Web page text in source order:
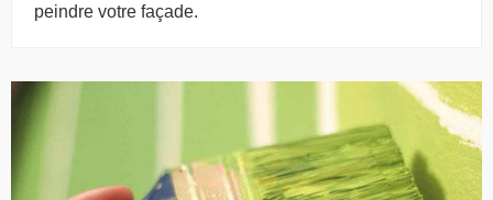
peindre votre façade.